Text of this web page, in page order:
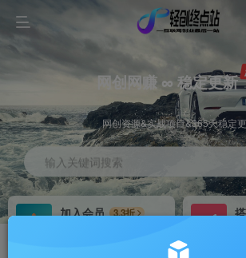
网创网赚 ∞ 稳定更新
网创资源&实战项目&365天稳定
输入关键词搜索
加入会员
3.3折